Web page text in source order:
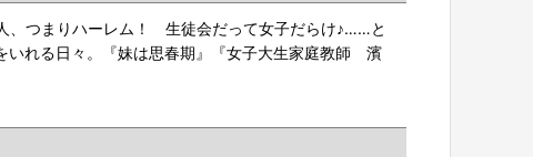
、つまりハーレム！ 生徒会だって女子だらけ♪……と
いれる日々。『妹は思春期』『女子大生家庭教師 濱